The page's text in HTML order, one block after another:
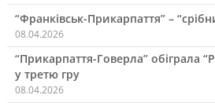
“Франківськ-Прикарпаття” –
08.04.2026
“Прикарпаття-Говерла” обіграла
у третю гру
08.04.2026